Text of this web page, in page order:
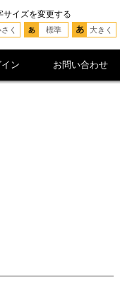
サイズを変更する
く 標準 大きく
ン お問い合わせ